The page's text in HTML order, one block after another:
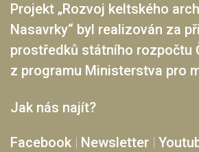
Projekt „Rozvoj keltského
Nasavrky“ byl realizován za
prostředků státního rozpočtu
z programu Ministerstva pro
Jak nás najít?
Facebook | Newsletter |